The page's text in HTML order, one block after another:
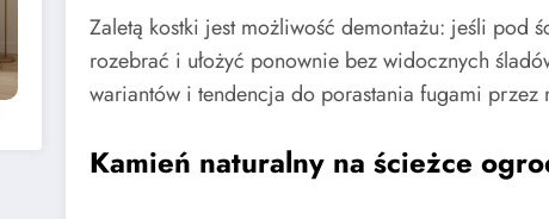
Zaletą kostki jest możliwość demontażu: jeśli pod
rozebrać i ułożyć ponownie bez widocznych
wariantów i tendencja do porastania fugami
Kamień naturalny na ścieżce